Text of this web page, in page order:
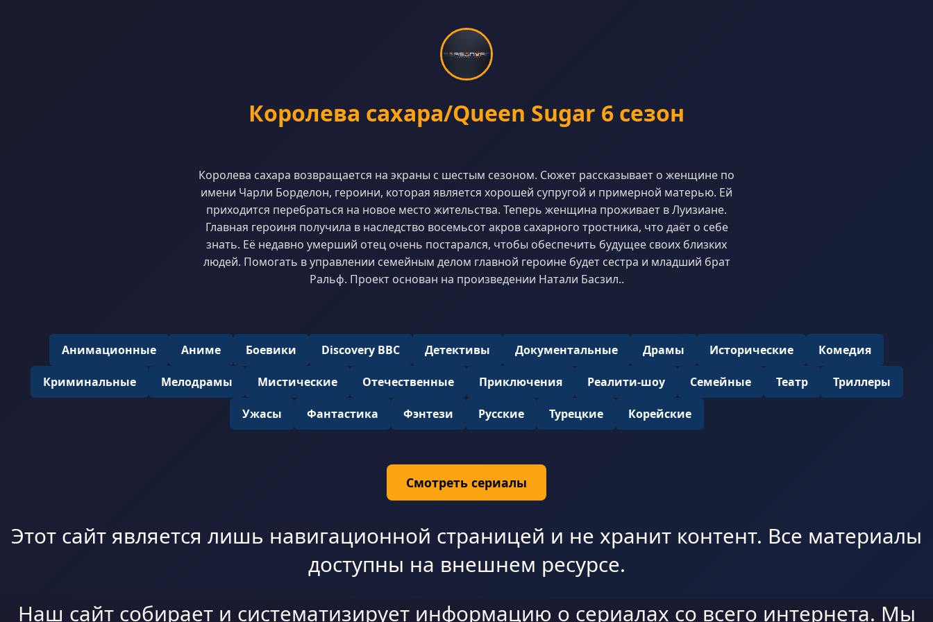
Королева сахара/Queen Sugar 6 сезон
Королева сахара возвращается на экраны с шестым сезоном. Сюжет рассказывает о женщине по
имени Чарли Борделон, героини, которая является хорошей супругой и примерной матерью. Ей
приходится перебраться на новое место жительства. Теперь женщина проживает в Луизиане.
Главная героиня получила в наследство восемьсот акров сахарного тростника, что даёт о себе
знать. Её недавно умерший отец очень постарался, чтобы обеспечить будущее своих близких
людей. Помогать в управлении семейным делом главной героине будет сестра и младший брат
Ральф. Проект основан на произведении Натали Басзил..
Анимационные Аниме Боевики Discovery BBC Детективы Документальные Драмы Исторические Комедия
Криминальные Мелодрамы Мистические Отечественные Приключения Реалити-шоу Семейные Театр Триллеры
Ужасы Фантастика Фэнтези Русские Турецкие Корейские
Смотреть сериалы
Этот сайт является лишь навигационной страницей и не хранит контент. Все материалы
доступны на внешнем ресурсе.
Наш сайт собирает и систематизирует информацию о сериалах со всего интернета. Мы